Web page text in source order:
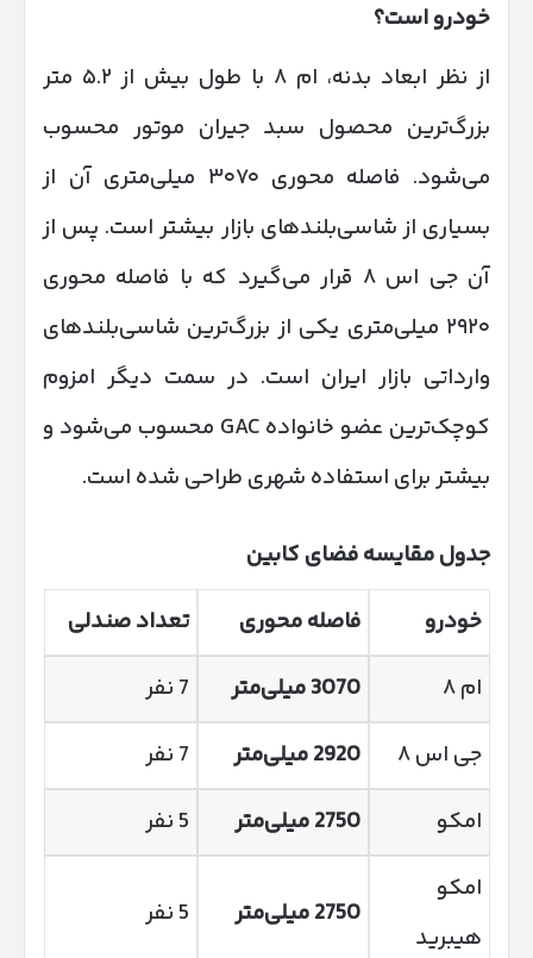
خودرو است؟
از نظر ابعاد بدنه، ام ۸ با طول بیش از ۵.۲ متر
بزرگ‌ترین محصول سبد جیران موتور محسوب
می‌شود. فاصله محوری ۳۰۷۰ میلی‌متری آن از
بسیاری از شاسی‌بلندهای بازار بیشتر است. پس از
آن جی اس ۸ قرار می‌گیرد که با فاصله محوری
۲۹۲۰ میلی‌متری یکی از بزرگ‌ترین شاسی‌بلندهای
وارداتی بازار ایران است. در سمت دیگر امزوم
کوچک‌ترین عضو خانواده GAC محسوب می‌شود و
بیشتر برای استفاده شهری طراحی شده است.
جدول مقایسه فضای کابین
خودرو
فاصله محوری
تعداد صندلی
ام ۸
3070میلی‌متر
7 نفر
جی اس ۸
2920میلی‌متر
7 نفر
امکو
2750میلی‌متر
5 نفر
امکو
هیبرید
2750میلی‌متر 5 نفر